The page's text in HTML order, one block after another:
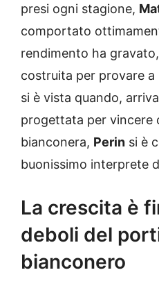
presi ogni stagione,
comportato
rendimento ha
costruita per provare
si è vista quando,
progettata per vincere
bianconera, Perin si è
buonissimo interprete
La crescita è
deboli del
bianconero